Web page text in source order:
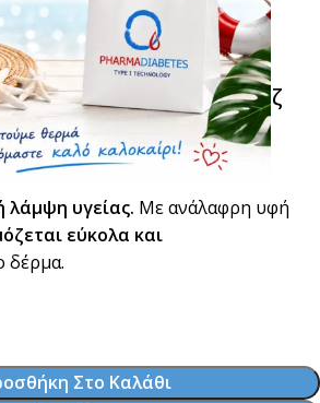
Teint Blush Ρουζ
Αποτέλεσμα σε
(02) 5gr
λάμψη υγείας. Με ανάλαφρη υφή
εύκολα και
δέρμα.
Στο Καλάθι